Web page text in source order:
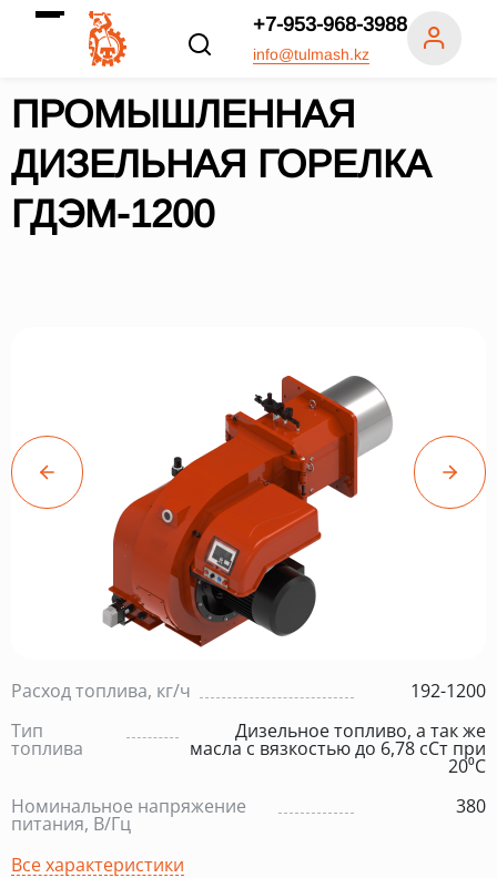
+7-953-968-3988
info@tulmash.kz
ПРОМЫШЛЕННАЯ
ДИЗЕЛЬНАЯ ГОРЕЛКА
ГДЭМ-1200
Расход топлива, кг/ч
192-1200
Тип
топлива
Дизельное топливо, а так же
масла с вязкостью до 6,78 сСт при
20⁰С
Номинальное напряжение
питания, В/Гц
380
Все характеристики